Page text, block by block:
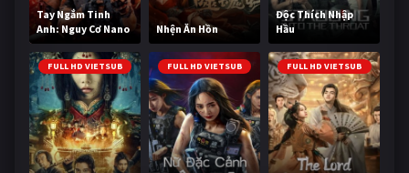
Tay Ngắm Tinh
Anh: Nguy Cơ Nano
Nhện Ăn Hồn
Độc Thích Nhập
Hầu
FULL HD VIETSUB FULL HD VIETSUB FULL HD VIETSUB